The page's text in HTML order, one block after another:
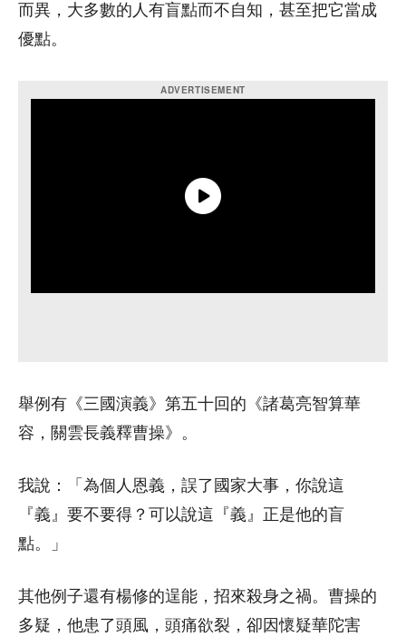
而異，大多數的人有盲點而不自知，甚至把它當成
優點。
舉例有《三國演義》第五十回的《諸葛亮智算華
容，關雲長義釋曹操》。
我說：「為個人恩義，誤了國家大事，你說這
『義』要不要得？可以說這『義』正是他的盲
點。」
其他例子還有楊修的逞能，招來殺身之禍。曹操的
多疑，他患了頭風，頭痛欲裂，卻因懷疑華陀害